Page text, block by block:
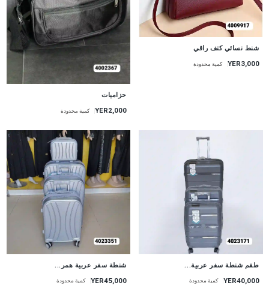
شنط نسائي كتف راقي
YER3,000 كمية محدودة
حزاميات
YER2,000 كمية محدودة
طقم شنطة سفر عربية...
YER40,000 كمية محدودة
شنطة سفر عربية همر...
YER45,000 كمية محدودة